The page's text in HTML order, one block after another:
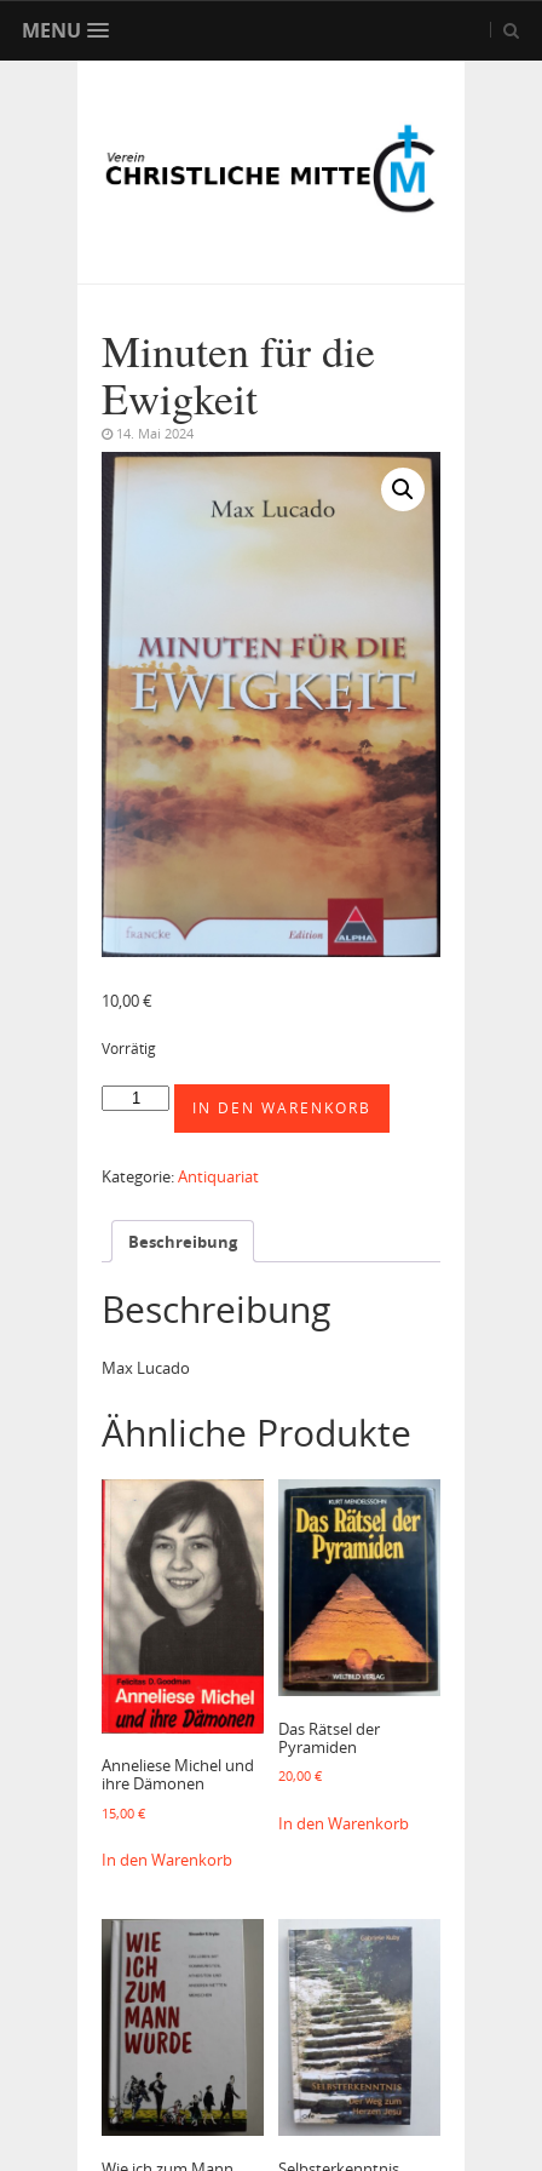
MENU
Minuten für die
Ewigkeit
14. Mai 2024
10,00€
Vorrätig
Minuten
Ewigkeit
Menge
IN DEN WARENKORB
Kategorie:Antiquariat
Beschreibung
Beschreibung
Max Lucado
Ähnliche Produkte
Anneliese Michel und
ihre Dämonen
15,00 €
In den Warenkorb
Das Rätsel der
Pyramiden
20,00 €
In den Warenkorb